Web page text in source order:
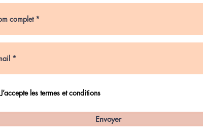
J’accepte les termes et conditions
Envoyer